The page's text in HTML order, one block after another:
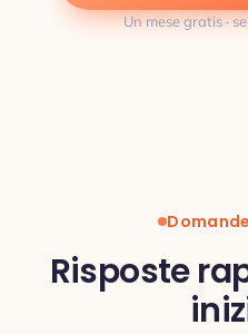
Un mese gratis ·
Risposte